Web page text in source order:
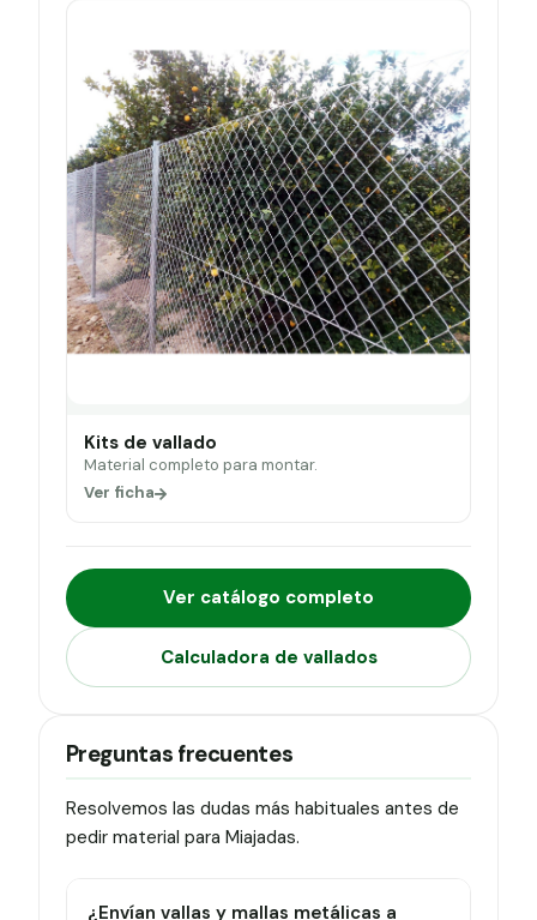
Kits de vallado
Material completo para montar.
Ver ficha
Ver catálogo completo
Calculadora de vallados
Preguntas frecuentes
Resolvemos las dudas más habituales antes de
pedir material para Miajadas.
¿Envían vallas y mallas metálicas a